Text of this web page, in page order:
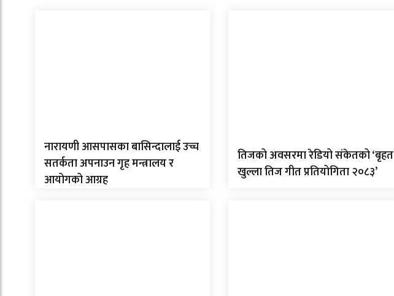
नारायणी आसपासका बासिन्दालाई उच्च
सतर्कता अपनाउन गृह मन्त्रालय र
आयोगको आग्रह
तिजको अवसरमा रेडियो संकेतको ‘बृहत
खुल्ला तिज गीत प्रतियोगिता २०८३’